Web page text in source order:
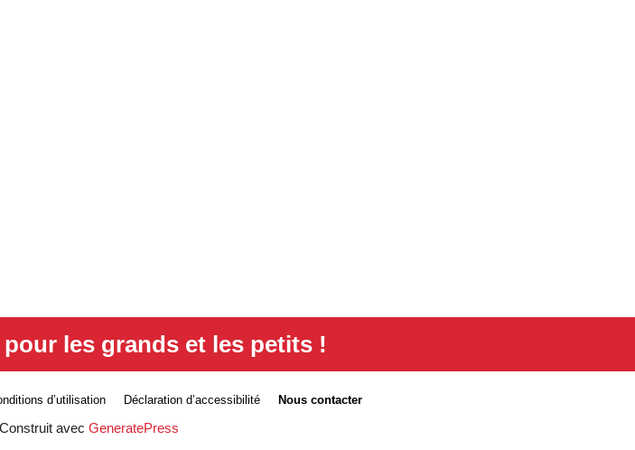
pour les grands et les petits !
d’utilisation Déclaration d’accessibilité Nous contacter
avec GeneratePress